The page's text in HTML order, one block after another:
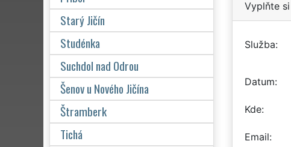
Vyplňte
Služba
Datum
Kde
Email
Starý Jičín
Studénka
Suchdol nad Odrou
Šenov u Nového Jičína
Štramberk
Tichá